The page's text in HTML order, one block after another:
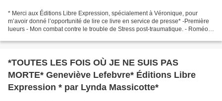
* Merci aux Éditions Libre Expression, spécialement à Véronique, pour
m’avoir donné l’opportunité de lire ce livre en service de presse* -Première
lueurs - Mon combat contre le trouble de Stress post-traumatique. - Roméo
*TOUTES LES FOIS OÙ JE NE SUIS PAS
MORTE* Geneviève Lefebvre* Éditions Libre
Expression * par Lynda Massicotte*